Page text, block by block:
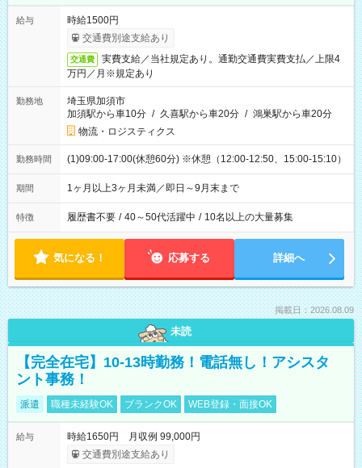
給与
時給1500円
交通費別途支給あり
交通費
実費支給／当社規定あり。通勤交通費実費支払／上限4
万円／月※規定あり
勤務地
埼玉県加須市
加須駅から車10分 / 久喜駅から車20分 / 鴻巣駅から車20分
物流・ロジスティクス
勤務時間 (1)09:00-17:00(休憩60分) ※休憩（12:00-12:50、15:00-15:10）
期間 1ヶ月以上3ヶ月未満／即日～9月末まで
特徴 履歴書不要 / 40～50代活躍中 / 10名以上の大量募集
気になる！ 応募する 詳細へ
掲載日：2026.08.09
未読
【完全在宅】10-13時勤務！電話無し！アシスタ
ント事務！
派遣 職種未経験OK ブランクOK WEB登録・面接OK
給与
時給1650円 月収例 99,000円
交通費別途支給あり